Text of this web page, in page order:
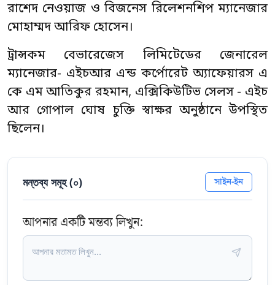
রাশেদ নেওয়াজ ও বিজনেস রিলেশনশিপ ম্যানেজার
মোহাম্মদ আরিফ হোসেন।
ট্রান্সকম বেভারেজেস লিমিটেডের জেনারেল
ম্যানেজার- এইচআর এন্ড কর্পোরেট অ্যাফেয়ারস এ
কে এম আতিকুর রহমান, এক্সিকিউটিভ সেলস - এইচ
আর গোপাল ঘোষ চুক্তি স্বাক্ষর অনুষ্ঠানে উপস্থিত
ছিলেন।
মন্তব্য সমূহ (০) সাইন-ইন
আপনার একটি মন্তব্য লিখুন: